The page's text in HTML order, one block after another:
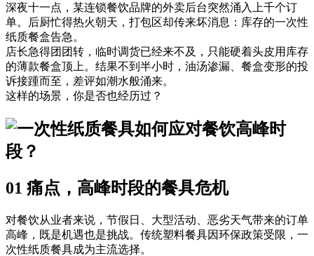
深夜十一点，某连锁餐饮品牌的外卖后台突然涌入上千个订
单。后厨忙得热火朝天，打包区却传来坏消息：库存的一次性
纸质餐盒告急。
店长急得团团转，临时调货已经来不及，只能硬着头皮用库存
的薄款餐盒顶上。结果不到半小时，油汤渗漏、餐盒变形的投
诉接踵而至，差评如潮水般涌来。
这样的场景，你是否也经历过？
01 痛点，高峰时段的餐具危机
对餐饮从业者来说，节假日、大型活动、恶劣天气带来的订单
高峰，既是机遇也是挑战。传统塑料餐具因环保政策受限，一
次性纸质餐具成为主流选择。